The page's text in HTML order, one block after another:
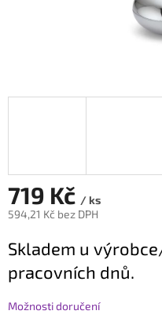
719 Kč / ks
594,21 Kč bez DPH
cena:
Skladem u
pracovních dnů.
Možnosti doručení